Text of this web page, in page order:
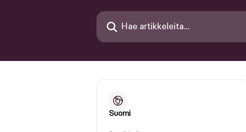
Hae artikkeleita...
Suomi